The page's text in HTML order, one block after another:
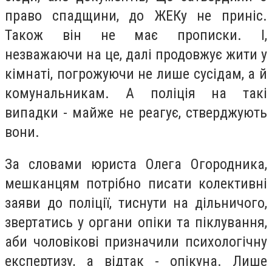
право спадщини, до ЖЕКу не приніс.
Також він не має прописки. І,
незважаючи на це, далі продовжує жити у
кімнаті, погрожуючи не лише сусідам, а й
комунальникам. А поліція на такі
випадки - майже не реагує, стверджують
вони.
За словами юриста Олега Огородника,
мешканцям потрібно писати колективні
заяви до поліції, тиснути на дільничого,
звертатись у органи опіки та піклування,
аби чоловікові призначили психологічну
експертизу, а відтак - опікуна. Лише